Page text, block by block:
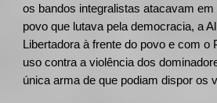
os bandos integralistas atacavam
povo que lutava pela democracia, a
Libertadora à frente do povo e com o
uso contra a violência dos
única arma de que podiam dispor os